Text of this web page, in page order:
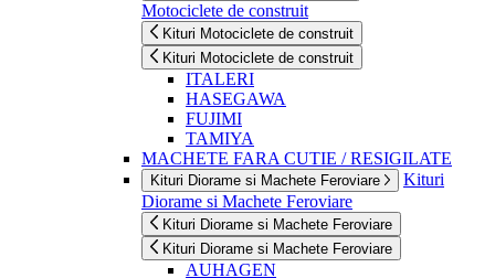
Motociclete de construit
Kituri Motociclete de construit
Kituri Motociclete de construit
ITALERI
HASEGAWA
FUJIMI
TAMIYA
MACHETE FARA CUTIE / RESIGILATE
Kituri Diorame si Machete Feroviare
Kituri
Diorame si Machete Feroviare
Kituri Diorame si Machete Feroviare
Kituri Diorame si Machete Feroviare
AUHAGEN